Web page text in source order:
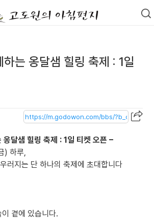
는 옹달샘 힐링 축제 : 1일
옹달샘 힐링 축제 : 1일 티켓 오픈 –
) 하루,
러지는 단 하나의 축제에 초대합니다
곁에 있습니다.